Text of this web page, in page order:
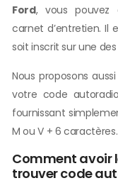
Ford, vous pouvez
carnet d’entretien. Il
soit inscrit sur une
Nous proposons
votre code
fournissant
M ou V + 6 caractères.
Comment avoir
trouver code